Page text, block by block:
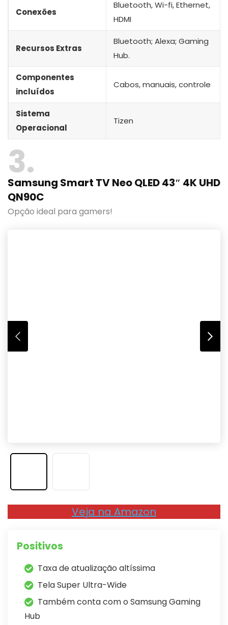
Conexões
‎Bluetooth, Wi-fi, Ethernet,
HDMI
Recursos Extras
Bluetooth; Alexa; Gaming
Hub.
Componentes
incluídos
Cabos, manuais, controle
Sistema
Operacional
Tizen
3
Samsung Smart TV Neo QLED 43″ 4K UHD
QN90C
Opção ideal para gamers!
Veja na Amazon
Positivos
Taxa de atualização altíssima
Tela Super Ultra-Wide
Também conta com o Samsung Gaming
Hub